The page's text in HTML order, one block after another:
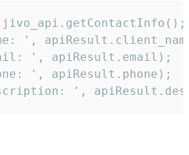
',
', apiResult.email);
', apiResult.phone);
',